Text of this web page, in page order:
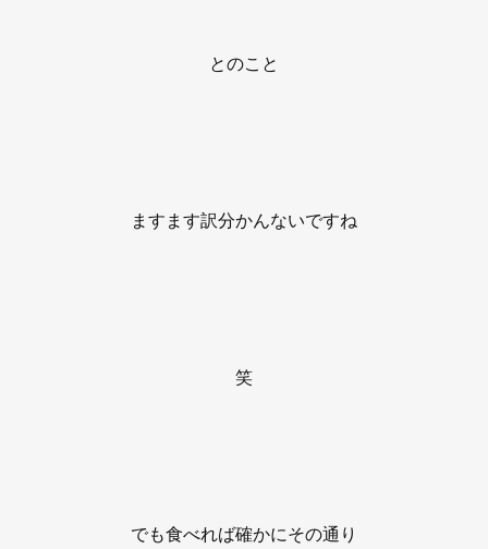
とのこと
ますます訳分かんないですね
笑
でも食べれば確かにその通り